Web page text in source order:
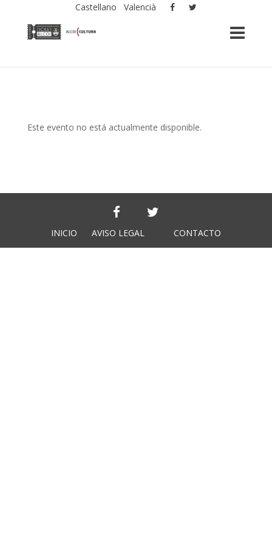
Castellano Valencià
Este evento no está actualmente disponible.
INICIO AVISO LEGAL CONTACTO